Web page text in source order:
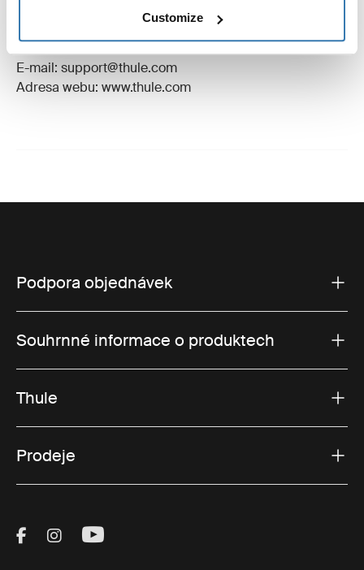
Customize
Název výrobce: Thule Sweden
Adresa výrobce: Borggatan 5, 335 73 Hillerstorp,
E-mail: support@thule.com
Adresa webu: www.thule.com
Podpora objednávek
Souhrnné informace o produktech
Thule
Prodeje
Visit Thule on Facebook (external link)
Visit Thule on Instagram (external link)
Visit Thule on Youtube (external